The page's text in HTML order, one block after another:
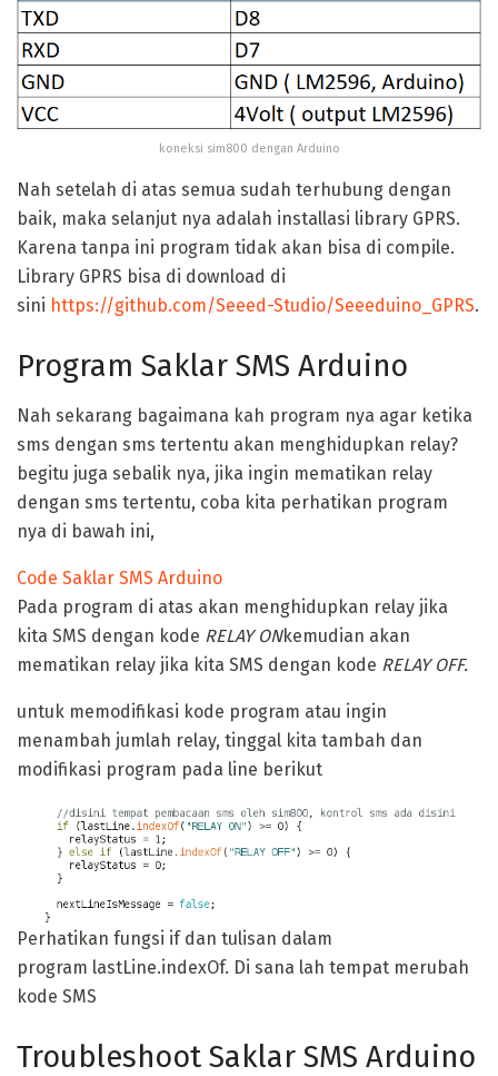
koneksi sim800 dengan Arduino
Nah setelah di atas semua sudah terhubung dengan
baik, maka selanjut nya adalah installasi library GPRS.
Karena tanpa ini program tidak akan bisa di compile.
Library GPRS bisa di download di
sini https://github.com/Seeed-Studio/Seeeduino_GPRS.
Program Saklar SMS Arduino
Nah sekarang bagaimana kah program nya agar ketika
sms dengan sms tertentu akan menghidupkan relay?
begitu juga sebalik nya, jika ingin mematikan relay
dengan sms tertentu, coba kita perhatikan program
nya di bawah ini,
Code Saklar SMS Arduino
Pada program di atas akan menghidupkan relay jika
kita SMS dengan kode RELAY ONkemudian akan
mematikan relay jika kita SMS dengan kode RELAY OFF.
untuk memodifikasi kode program atau ingin
menambah jumlah relay, tinggal kita tambah dan
modifikasi program pada line berikut
Perhatikan fungsi if dan tulisan dalam
program lastLine.indexOf. Di sana lah tempat merubah
kode SMS
Troubleshoot Saklar SMS Arduino